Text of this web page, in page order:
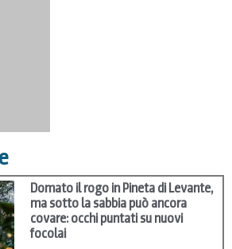
Domato il rogo in Pineta di Levante,
ma sotto la sabbia può ancora
covare: occhi puntati su nuovi
focolai